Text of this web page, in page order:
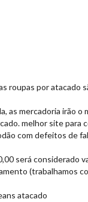
roupas por
as mercadoria irão
melhor site para
com defeitos
será
atacado